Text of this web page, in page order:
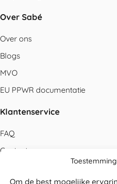
Om de best mogelijke
Over Sabé
Over ons
Blogs
MVO
EU PPWR documentatie
Klantenservice
FAQ
Contact